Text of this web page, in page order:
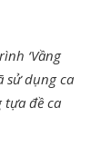
‘Vầng
sử dụng ca
tựa đề ca